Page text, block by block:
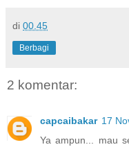
di 00.45
Berbagi
2 komentar:
capcaibakar 17
Ya ampun... mau